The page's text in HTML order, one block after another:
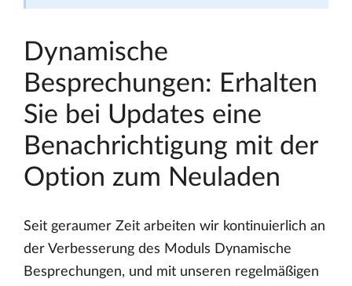
Dynamische
Besprechungen: Erhalten
Sie bei Updates eine
Benachrichtigung mit der
Option zum Neuladen
Seit geraumer Zeit arbeiten wir kontinuierlich an
der Verbesserung des Moduls Dynamische
Besprechungen, und mit unseren regelmäßigen